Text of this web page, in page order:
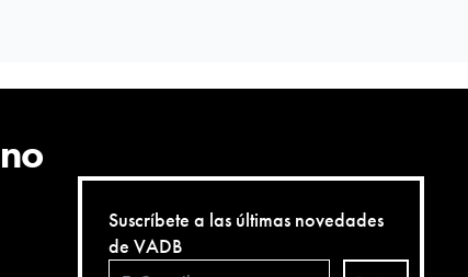
Suscríbete a las últimas novedades
de VADB